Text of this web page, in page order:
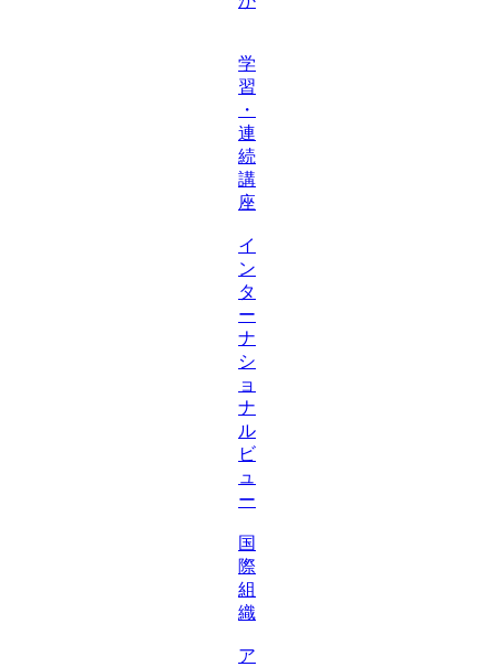
学
習
・
連
続
講
座
イ
ン
タ
ー
ナ
シ
ョ
ナ
ル
ビ
ュ
ー
国
際
組
織
ア